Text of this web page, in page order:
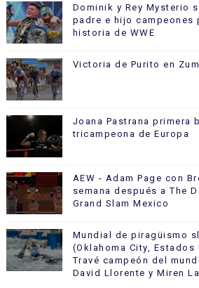
Dominik y Rey Mysterio
padre e hijo campeones
historia de WWE
Victoria de Purito en
Joana Pastrana primera
tricampeona de Europa
AEW - Adam Page con
semana después a The
Grand Slam Mexico
Mundial de piragüismo
(Oklahoma City, Estados
Travé campeón del
David Llorente y Miren